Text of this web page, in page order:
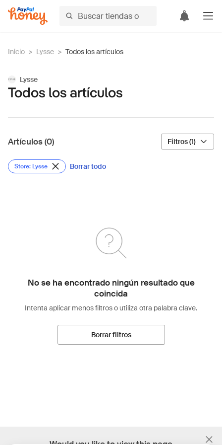
Inicio > Lysse > Todos los artículos
Lysse
Todos los artículos
Artículos (0) Filtros (1)
Store: Lysse Borrar todo
No se ha encontrado ningún resultado que
coincida
Intenta aplicar menos filtros o utiliza otra palabra clave.
Borrar filtros